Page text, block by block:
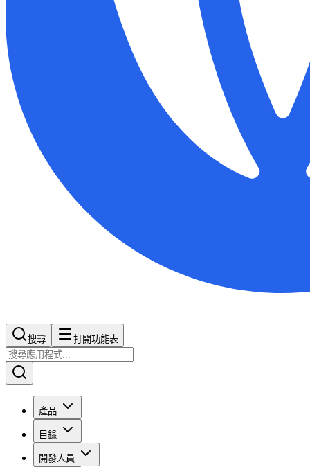
搜尋​​​​ 打開功能表
產品
目錄
開發人員